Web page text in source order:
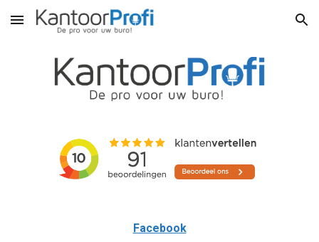
Skip to main content Skip to navigation
Facebook